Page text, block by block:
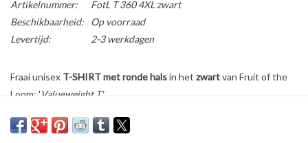
Artikelnummer:
FotL T 360 4XL zwart
Beschikbaarheid:
Op voorraad
Levertijd:
2-3 werkdagen
Fraai unisex T-SHIRT met ronde halsin het zwartvan Fruit of the
Loom: 'Valueweight T'
SALE maat 3XL & 4XL